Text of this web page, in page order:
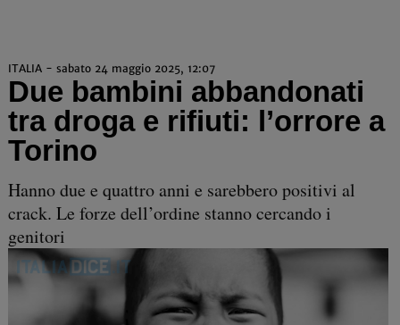
ITALIA - sabato 24 maggio 2025, 12:07
Due bambini abbandonati
tra droga e rifiuti: l’orrore a
Torino
Hanno due e quattro anni e sarebbero positivi al
crack. Le forze dell’ordine stanno cercando i
genitori